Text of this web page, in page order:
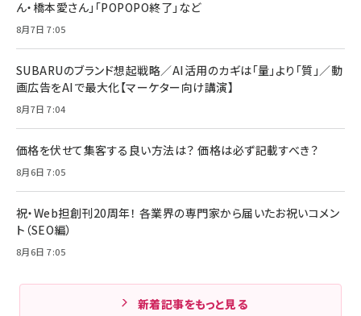
ん・橋本愛さん」「POPOPO終了」など
8月7日 7:05
SUBARUのブランド想起戦略／AI活用のカギは「量」より「質」／動
画広告をAIで最大化【マーケター向け講演】
8月7日 7:04
価格を伏せて集客する良い方法は？ 価格は必ず記載すべき？
8月6日 7:05
祝・Web担創刊20周年！ 各業界の専門家から届いたお祝いコメン
ト（SEO編）
8月6日 7:05
新着記事をもっと見る